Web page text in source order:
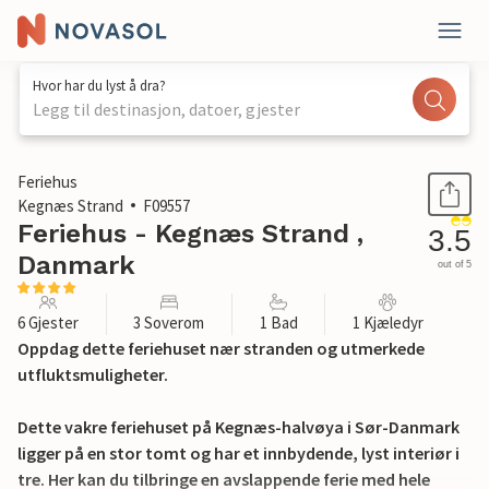
Hvor har du lyst å dra?
Legg til destinasjon, datoer, gjester
1 / 26
Feriehus
Kegnæs Strand
F09557
Feriehus - Kegnæs Strand ,
Danmark
3.5
out of 5
6 Gjester 3 Soverom 1 Bad 1 Kjæledyr
Oppdag dette feriehuset nær stranden og utmerkede
utfluktsmuligheter.
Dette vakre feriehuset på Kegnæs-halvøya i Sør-Danmark
ligger på en stor tomt og har et innbydende, lyst interiør i
tre. Her kan du tilbringe en avslappende ferie med hele